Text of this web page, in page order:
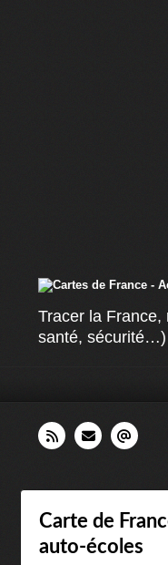
Tracer la
santé, sécurité…)
Carte de
auto-écoles